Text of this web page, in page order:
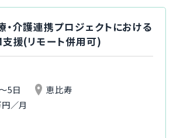
・介護連携プロジェクトにおける
援(リモート併用可)
5日
恵比寿
／月